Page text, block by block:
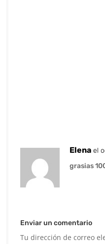
Elena el
grasias
Enviar un comentario
Tu dirección de correo